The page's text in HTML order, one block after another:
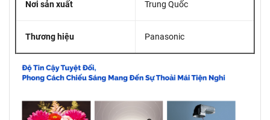
Nơi sản xuất Trung Quốc
Thương hiệu Panasonic